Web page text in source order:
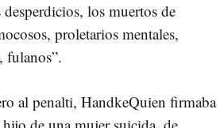
los muertos de
proletarios mentales,
fulanos”.
Quien firmaba